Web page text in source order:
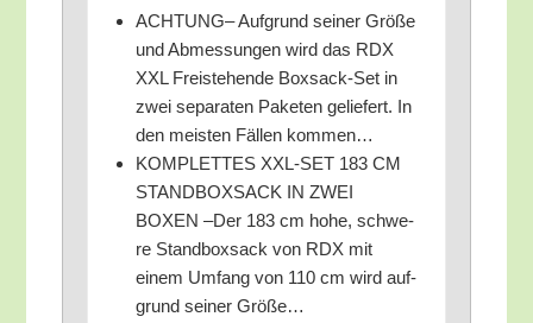
ACHTUNG– Auf­grund sei­ner Grö­ße
und Abmes­sun­gen wird das RDX
XXL Frei­ste­hen­de Box­sack-Set in
zwei sepa­ra­ten Pake­ten gelie­fert. In
den meis­ten Fäl­len kommen…
KOMPLETTES XXL-SET 183 CM
STANDBOXSACK IN ZWEI
BOXEN –Der 183 cm hohe, schwe­
re Stand­box­sack von RDX mit
einem Umfang von 110 cm wird auf­
grund sei­ner Größe…